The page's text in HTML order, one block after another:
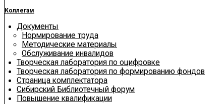
Коллегам
Документы
Нормирование труда
Методические материалы
Обслуживание инвалидов
Творческая лаборатория по оцифровке
Творческая лаборатория по формированию фондов
Страница комплектатора
Сибирский Библиотечный форум
Повышение квалификации